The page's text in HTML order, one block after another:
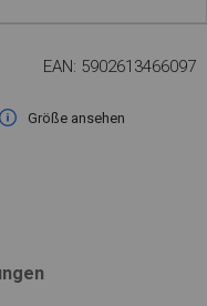
EAN: 5902613466097
Größe ansehen